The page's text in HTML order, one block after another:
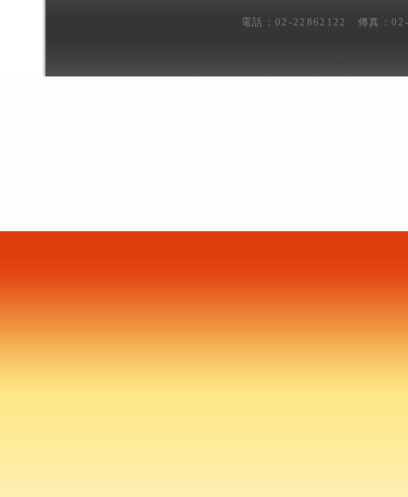
電話：02-22862122 傳真：